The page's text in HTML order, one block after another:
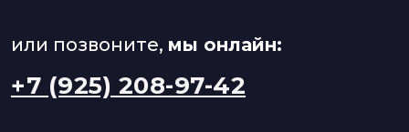
или позвоните, мы онлайн:
+7 (925) 208-97-42